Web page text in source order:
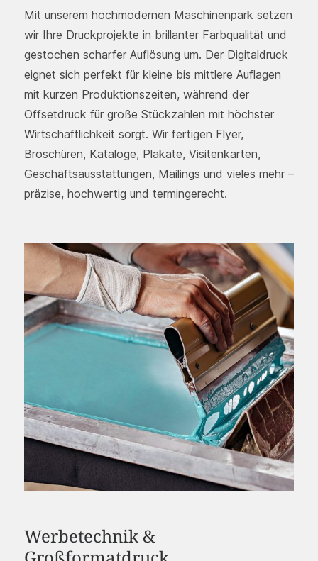
Mit unserem hochmodernen Maschinenpark setzen
wir Ihre Druckprojekte in brillanter Farbqualität und
gestochen scharfer Auflösung um. Der Digitaldruck
eignet sich perfekt für kleine bis mittlere Auflagen
mit kurzen Produktionszeiten, während der
Offsetdruck für große Stückzahlen mit höchster
Wirtschaftlichkeit sorgt. Wir fertigen Flyer,
Broschüren, Kataloge, Plakate, Visitenkarten,
Geschäftsausstattungen, Mailings und vieles mehr –
präzise, hochwertig und termingerecht.
Werbetechnik &